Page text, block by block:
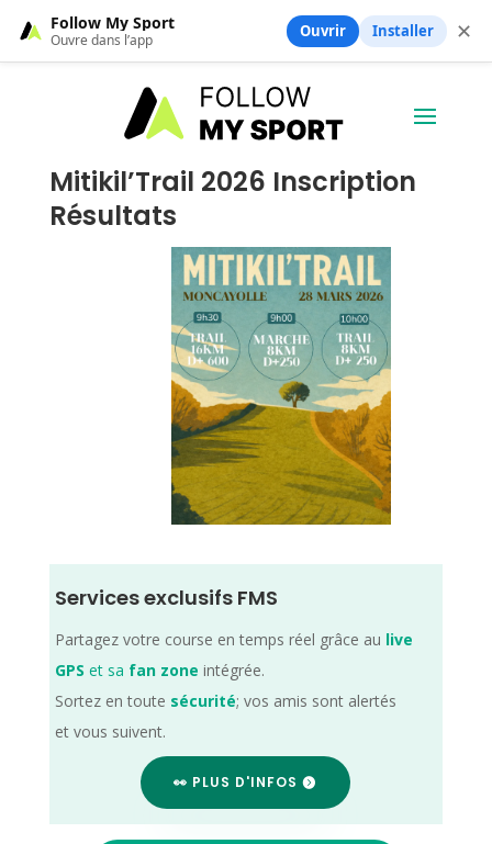
Mitikil’Trail 2026 Inscription
Résultats
Services exclusifs FMS
Partagez votre course en temps réel grâce au live
GPS et sa fan zone intégrée.
Sortez en toute sécurité; vos amis sont alertés
et vous suivent.
👀 PLUS D'INFOS
Follow My Sport
Ouvre dans l’app Ouvrir Installer ✕